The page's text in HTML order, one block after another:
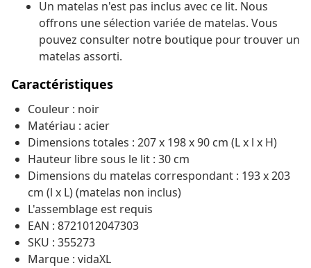
Un matelas n'est pas inclus avec ce lit. Nous
offrons une sélection variée de matelas. Vous
pouvez consulter notre boutique pour trouver un
matelas assorti.
Caractéristiques
Couleur : noir
Matériau : acier
Dimensions totales : 207 x 198 x 90 cm (L x l x H)
Hauteur libre sous le lit : 30 cm
Dimensions du matelas correspondant : 193 x 203
cm (l x L) (matelas non inclus)
L'assemblage est requis
EAN : 8721012047303
SKU : 355273
Marque : vidaXL